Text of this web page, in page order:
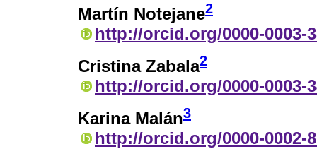
Martín Notejane2
http://orcid.org/0000-0003-
Cristina Zabala2
http://orcid.org/0000-0003-
Karina Malán3
http://orcid.org/0000-0002-